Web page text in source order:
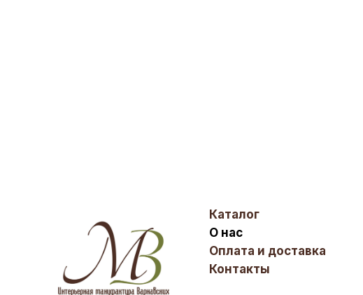
Каталог
О нас
Оплата и доставка
Контакты